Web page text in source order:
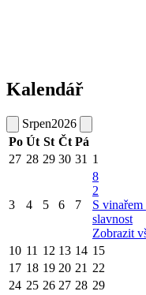
Kalendář
Srpen2026
Po Út St Čt Pá
27 28 29 30 31 1
3 4 5 6 7
8
2
S
slavnost
Zobrazit
10 11 12 13 14 15
17 18 19 20 21 22
24 25 26 27 28 29